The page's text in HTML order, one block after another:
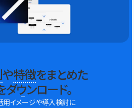
や特徴をまとめた
ウンロード。
用イメージや導入検討に